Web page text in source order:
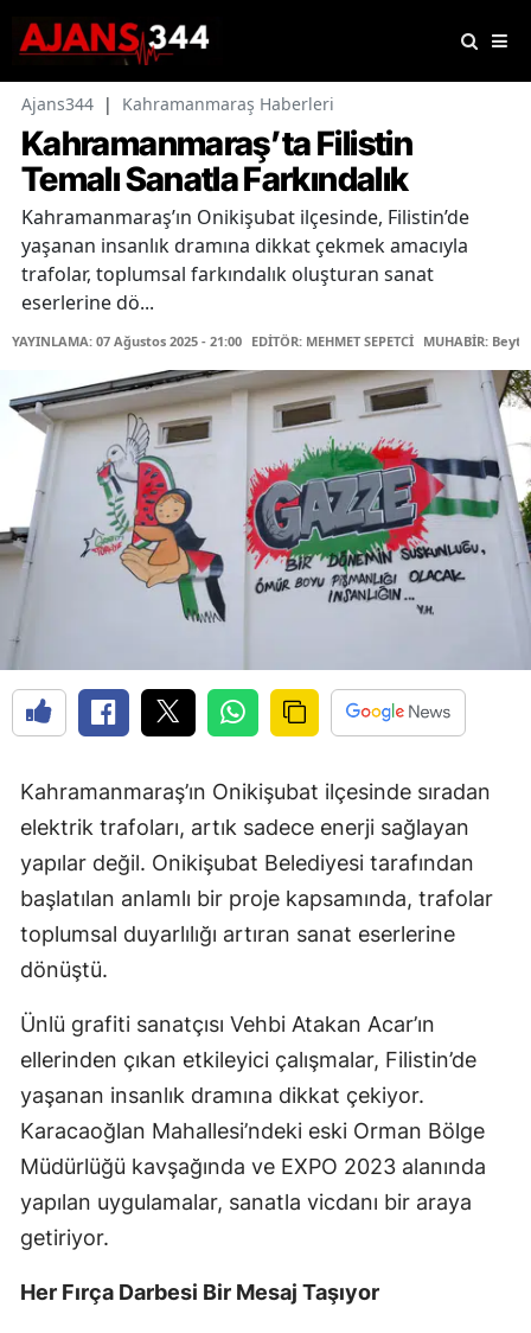
Ajans344 | Kahramanmaraş Haberleri
Kahramanmaraş’ta Filistin
Temalı Sanatla Farkındalık
Kahramanmaraş’ın Onikişubat ilçesinde, Filistin’de
yaşanan insanlık dramına dikkat çekmek amacıyla
trafolar, toplumsal farkındalık oluşturan sanat
eserlerine dö...
YAYINLAMA: 07 Ağustos 2025 - 21:00 EDİTÖR: MEHMET SEPETCİ MUHABİR:
Kahramanmaraş’ın Onikişubat ilçesinde sıradan
elektrik trafoları, artık sadece enerji sağlayan
yapılar değil. Onikişubat Belediyesi tarafından
başlatılan anlamlı bir proje kapsamında, trafolar
toplumsal duyarlılığı artıran sanat eserlerine
dönüştü.
Ünlü grafiti sanatçısı Vehbi Atakan Acar’ın
ellerinden çıkan etkileyici çalışmalar, Filistin’de
yaşanan insanlık dramına dikkat çekiyor.
Karacaoğlan Mahallesi’ndeki eski Orman Bölge
Müdürlüğü kavşağında ve EXPO 2023 alanında
yapılan uygulamalar, sanatla vicdanı bir araya
getiriyor.
Her Fırça Darbesi Bir Mesaj Taşıyor